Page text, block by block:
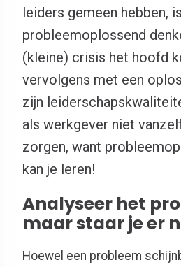
leiders gemeen hebben,
probleemoplossend
(kleine) crisis het hoofd
vervolgens met een
zijn
als werkgever niet
zorgen, want
kan je leren!
Analyseer het
maar staar je er
Hoewel een probleem